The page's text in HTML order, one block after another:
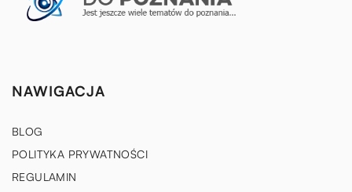
NAWIGACJA
BLOG
POLITYKA PRYWATNOŚCI
REGULAMIN